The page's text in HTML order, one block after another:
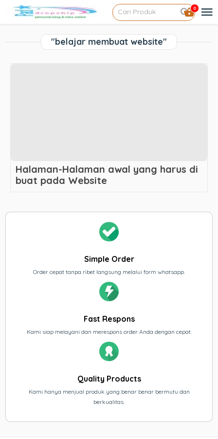
0
"belajar membuat website"
Halaman-Halaman awal yang harus di
buat pada Website
Simple Order
Order cepat tanpa ribet langsung melalui form whatsapp.
Fast Respons
Kami siap melayani dan merespons order Anda dengan cepat.
Quality Products
Kami hanya menjual produk yang benar benar bermutu dan
berkualitas.